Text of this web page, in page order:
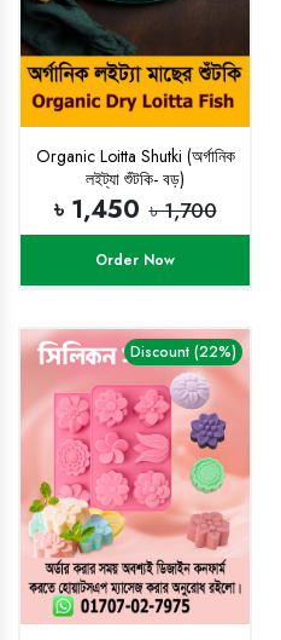
Organic Loitta Shutki (অর্গানিক
লইট্যা শুঁটকি- বড়)
৳ 1,450 ৳ 1,700
Order Now
Discount (22%)